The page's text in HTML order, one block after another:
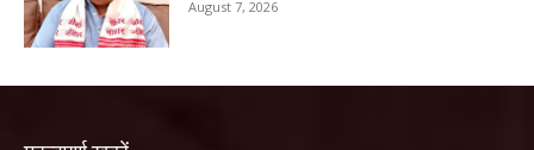
August 7, 2026